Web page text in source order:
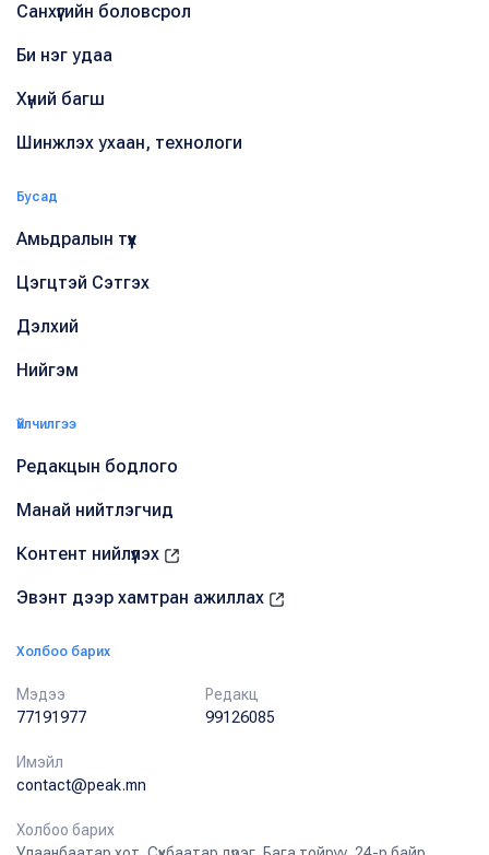
Санхүүгийн боловсрол
Би нэг удаа
Хүний багш
Шинжлэх ухаан, технологи
Бусад
Амьдралын түүх
Цэгцтэй Сэтгэх
Дэлхий
Нийгэм
Үйлчилгээ
Редакцын бодлого
Манай нийтлэгчид
Контент нийлүүлэх
Эвэнт дээр хамтран ажиллах
Холбоо барих
Мэдээ
77191977
Редакц
99126085
Имэйл
contact@peak.mn
Холбоо барих